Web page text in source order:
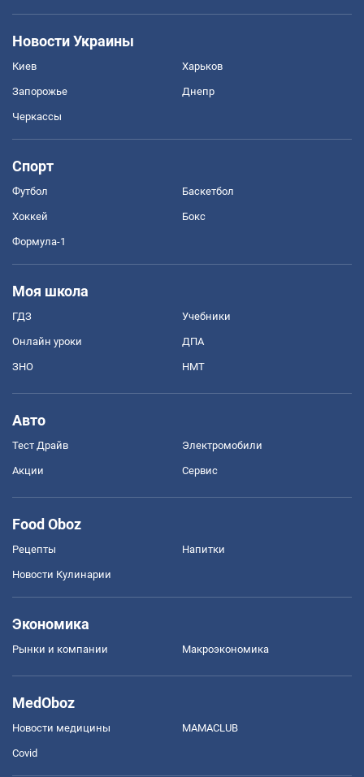
Новости Украины
Киев Харьков
Запорожье Днепр
Черкассы
Спорт
Футбол Баскетбол
Хоккей Бокс
Формула-1
Моя школа
ГДЗ Учебники
Онлайн уроки ДПА
ЗНО НМТ
Авто
Тест Драйв Электромобили
Акции Сервис
Food Oboz
Рецепты Напитки
Новости Кулинарии
Экономика
Рынки и компании Mакроэкономика
MedOboz
Новости медицины MAMACLUB
Covid